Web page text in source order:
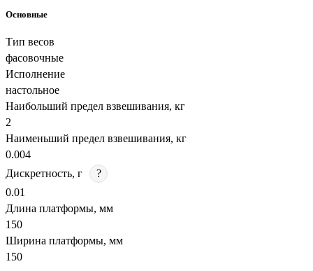
Основные
Тип весов
фасовочные
Исполнение
настольное
Наибольший предел взвешивания, кг
2
Наименьший предел взвешивания, кг
0.004
Дискретность, г
?
0.01
Длина платформы, мм
150
Ширина платформы, мм
150